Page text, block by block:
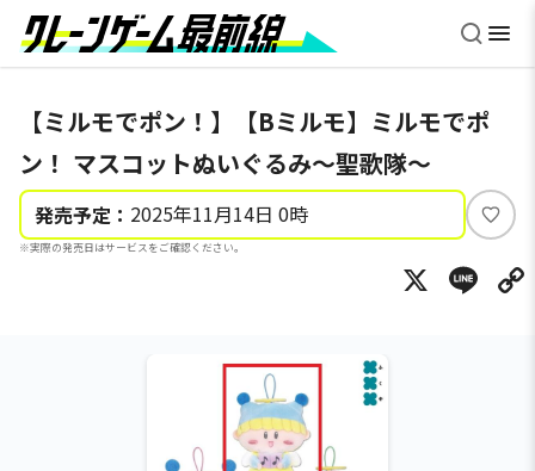
【ミルモでポン！】【Bミルモ】ミルモでポ
ン！ マスコットぬいぐるみ～聖歌隊～
発売予定： 2025年11月14日 0時
※実際の発売日はサービスをご確認ください。
い
ね
X